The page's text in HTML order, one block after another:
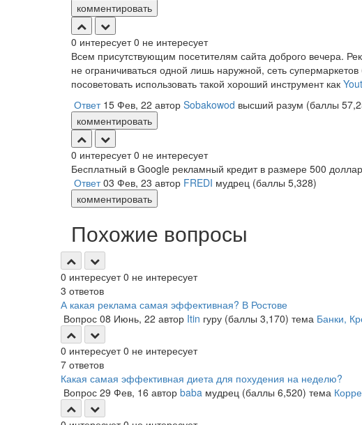
комментировать
0 интересует 0 не интересует
Всем присутствующим посетителям сайта доброго вечера.
не ограничиваться одной лишь наружной, сеть
посоветовать использовать такой хороший инструмент как
Ответ 15 Фев, 22 автор Sobakowod высший разум (баллы
комментировать
0 интересует 0 не интересует
Бесплатный в Google рекламный кредит в размере 500
Ответ 03 Фев, 23 автор FREDI мудрец (баллы 5,328)
комментировать
Похожие вопросы
0 интересует 0 не интересует
3 ответов
А какая реклама самая эффективная? В Ростове
Вопрос 08 Июнь, 22 автор Itin гуру (баллы 3,170) тема Банки,
0 интересует 0 не интересует
7 ответов
Какая самая эффективная диета для похудения на неделю?
Вопрос 29 Фев, 16 автор baba мудрец (баллы 6,520) тема